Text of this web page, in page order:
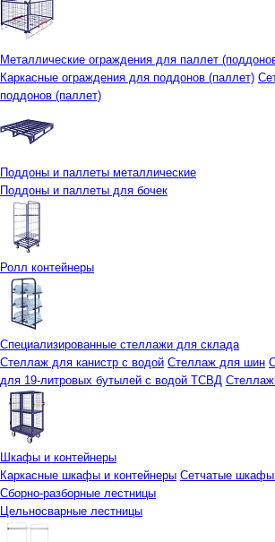
Металлические ограждения для паллет
Каркасные ограждения для поддонов (паллет)
поддонов (паллет)
Поддоны и паллеты металлические
Поддоны и паллеты для бочек
Ролл контейнеры
Специализированные стеллажи для склада
Стеллаж для канистр с водой Стеллаж для шин
для 19-литровых бутылей с водой ТСВД
Шкафы и контейнеры
Каркасные шкафы и контейнеры Сетчатые шкафы
Сборно-разборные лестницы
Цельносварные лестницы